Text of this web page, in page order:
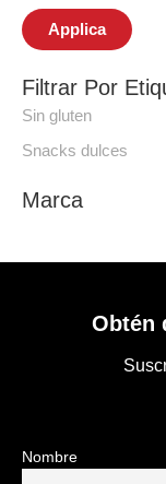
Applica
Filtrar Por
Sin gluten
Snacks dulces
Marca
Obtén
Nombre